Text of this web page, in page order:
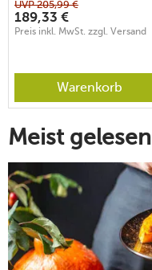
UVP205,99 €
189,33 €
Preis inkl. MwSt. zzgl. Versand
Warenkorb
Meist gelesen